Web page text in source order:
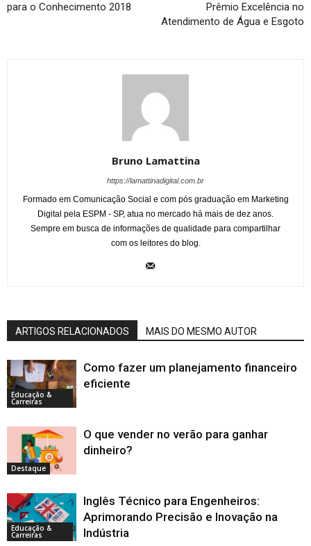
para o Conhecimento 2018
Prêmio Excelência no
Atendimento de Água e Esgoto
Bruno Lamattina
https://lamattinadigital.com.br
Formado em Comunicação Social e com pós graduação em Marketing
Digital pela ESPM - SP, atua no mercado há mais de dez anos.
Sempre em busca de informações de qualidade para compartilhar
com os leitores do blog.
ARTIGOS RELACIONADOS MAIS DO MESMO AUTOR
Educação &
Carreiras
Como fazer um planejamento financeiro
eficiente
Destaque
O que vender no verão para ganhar
dinheiro?
Educação &
Carreiras
Inglês Técnico para Engenheiros:
Aprimorando Precisão e Inovação na
Indústria